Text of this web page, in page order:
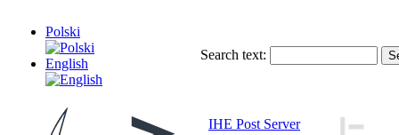
Polski
English
Search text:
IHE Post Server